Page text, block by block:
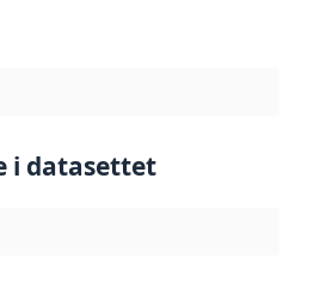
i datasettet